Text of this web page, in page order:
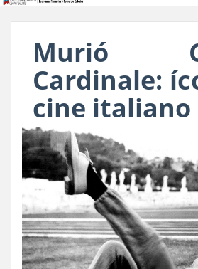
Murió
Cardinale:
cine italiano